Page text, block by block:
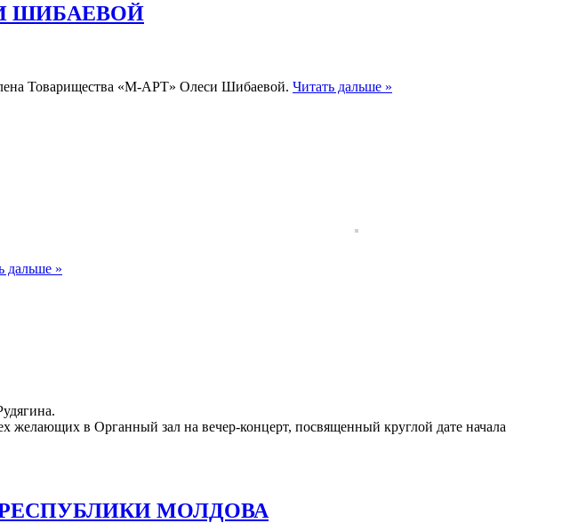
ШИБАЕВОЙ
Товарищества «М-АРТ» Олеси Шибаевой. Читать дальше »
дальше »
желающих в Органный зал на вечер-концерт, посвященный круглой дате начала
МОЛДОВА